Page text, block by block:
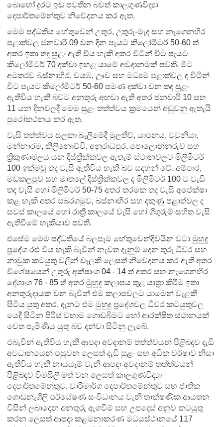
බොහෝ දුරට ඉඩ පවතින බවත් කාලගුණවිද්‍යා
දෙපාර්තමේන්තුව නිවේදනය කර ඇත.
මෙම පද්ධතිය හේතුවෙන් උතුර, උතුරු-මැද සහ නැගෙනහිර
පළාත්වල ජනවාරි 09 වන දින පැයට කිලෝමීටර් 50-60 ත්
අතර ඉතා තද සුළං ඇති විය හැකි අතර විටින් විට පැයට
කිලෝමීටර් 70 දක්වා ඉහළ යාමේ අවදානමක් පවතී. මීට
අමතරව බස්නාහිර, වයඹ, ඌව සහ මධ්‍යම පළාත්වල ද විටින්
විට පැයට කිලෝමීටර් 50-60 පමණ දක්වා වන තද සුළං
ඇතිවිය හැකි බවට අනතුරු අඟවා ඇති අතර ජනවාරි 10 සහ
11 යන දිනවලදී මෙම සුළං තත්ත්වය ක්‍රමයෙන් අඩුවනු ඇතැයි
පුරෝකථනය කර ඇත.
වැසි තත්ත්වය සලකා බැලීමේදී මුලතිව්, යාපනය, වවුනියා,
මන්නාරම, කිලිනොච්චි, අනුරාධපුර, පොලොන්නරුව සහ
ත්‍රිකුණාමලය යන දිස්ත්‍රික්කවල ඇතැම් ස්ථානවලට මිලිමීටර්
100 ඉක්මවූ තද වැසි ඇතිවිය හැකි බව සදහන් වේ. අම්පාර,
මඩකලපුව සහ මාතලේ දිස්ත්‍රික්කවල ද මිලිමීටර් 100 ට වැඩි
තද වැසි හෝ මිලිමීටර් 50-75 අතර තරමක තද වැසි අපේක්ෂා
කළ හැකි අතර සබරගමුව, බස්නාහිර සහ දකුණු පළාත්වල ද
සවස් කාලයේ හෝ රාත්‍රී කාලයේ වැසි හෝ ගිගුරුම් සහිත වැසි
ඇතිවීමේ හැකියාව පවතී.
එසේම මෙම පද්ධතියේ බලපෑම හේතුවෙන්දිවයින වටා මුහුද්‍ර
ප්‍රදේශ රළු විය හැකි බැවින් නැවත දැනුම් දෙන තුරු ධීවර සහ
නාවුක කටයුතු වලින් වැලකී ලෙසත් නිවේදනය කර ඇති අතර
විශේෂයෙන් උතුරු අක්ෂාංශ 04 - 14 ත් අතර සහ නැගෙනහිර
දේශාංශ 76 - 85 ත් අතර මුහුදු කලාපය තුළ යාත්‍රා කිරීම ඉතා
අනතුරුදායක වන බැවින් එම කලාපවලට යාමෙන් වැළකී
සිටිය යුතු අතර, දැනට එම මුහුදු ප්‍රදේශවල ධීවර කටයුතුවල
යෙදී සිටින පිරිස් වහාම ගොඩබිමට හෝ ආරක්ෂිත ස්ථානයක්
වෙත පැමිණිය යුතු බව දන්වා සිටිනු ලැබේ.
එබැවින් ඇතිවිය හැකි ආපදා අවදානම් තත්ත්වයන් පිළිබදව දැඩි
අවධානයෙන් පසුවන ලෙසත් දැඩි සුළං සහ අධික වර්ෂාව නිසා
ඇතිවිය හැකි නායයෑම් වැනි ආපදා අවදානම් තත්ත්වයන්
පිළිබඳව විමසිලි මත් වන ලෙසත් කාලගුණවිද්‍යා
දෙපාර්තමේන්තුව, වාරිමාර්ග දෙපාර්තමේන්තුව සහ ජාතික
ගොඩනැගිලි පර්යේෂණ සංවිධානය වැනි තාක්ෂණික ආයතන
විසින් ලබාදෙන අනතුරු ඇගවීම් සහ උපදෙස් අනුව කටයුතු
කරන ලෙසත් ආපදා කළමනාකරණ මධයස්ථානයේ 117